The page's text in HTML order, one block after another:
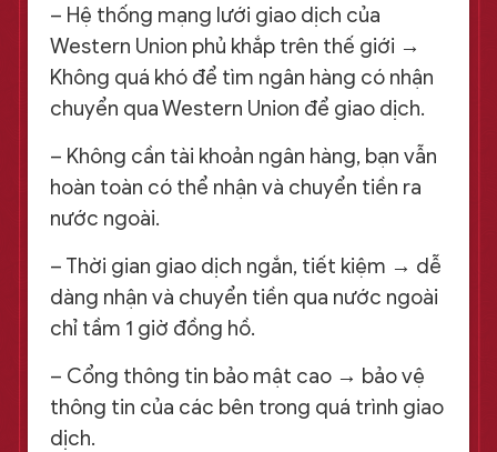
– Hệ thống mạng lưới giao dịch của
Western Union phủ khắp trên thế giới →
Không quá khó để tìm ngân hàng có nhận
chuyển qua Western Union để giao dịch.
– Không cần tài khoản ngân hàng, bạn vẫn
hoàn toàn có thể nhận và chuyển tiền ra
nước ngoài.
– Thời gian giao dịch ngắn, tiết kiệm → dễ
dàng nhận và chuyển tiền qua nước ngoài
chỉ tầm 1 giờ đồng hồ.
– Cổng thông tin bảo mật cao → bảo vệ
thông tin của các bên trong quá trình giao
dịch.